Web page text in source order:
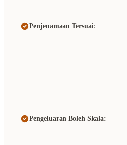
Penjenamaan Tersuai:
Pengeluaran Boleh Skala: